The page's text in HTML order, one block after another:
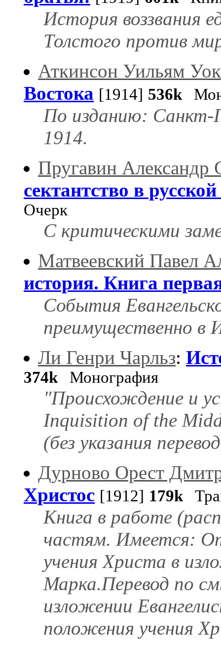
История воззвания
Толстого против
Аткинсон Уильям
Востока [1914] 536k
По изданию: Санкт-
1914.
Пругавин Александр
сектантство в
Очерк
С критическими
Матвеевский Павел
история. Книга
События
преимущественно в
Ли Генри Чарльз:
374kМонография
"Происхождение и
Inquisition of the
(без указания
Дурново Орест
Христос [1912] 179k
Книга в работе
частям. Имеется:
учения Христа в
Марка.Перевод по
изложении
положения учения